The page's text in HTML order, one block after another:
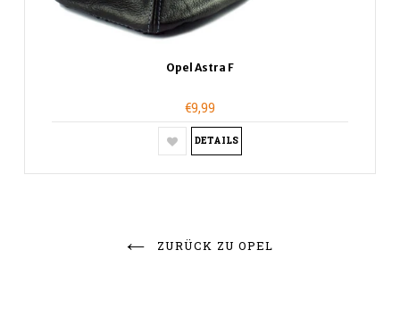
Opel Astra F
€9,99
DETAILS
ZURÜCK ZU OPEL